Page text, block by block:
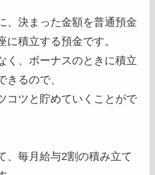
、決まった金額を普通預金
に積立する預金です。
く、ボーナスのときに積立
きるので、
コツと貯めていくことがで
、毎月給与2割の積み立て